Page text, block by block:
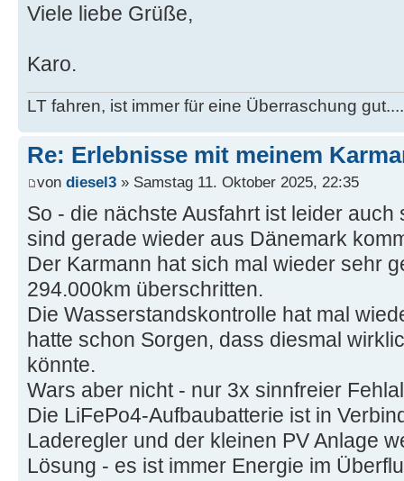
Viele liebe Grüße,
Karo.
LT fahren, ist immer für eine Überraschung
Re: Erlebnisse mit meinem
von diesel3 » Samstag 11. Oktober 2025, 22:35
So - die nächste Ausfahrt ist leider
sind gerade wieder aus Dänemark
Der Karmann hat sich mal wieder sehr
294.000km überschritten.
Die Wasserstandskontrolle hat mal
hatte schon Sorgen, dass diesmal
könnte.
Wars aber nicht - nur 3x sinnfreier
Die LiFePo4-Aufbaubatterie ist in
Laderegler und der kleinen PV Anlage
Lösung - es ist immer Energie im